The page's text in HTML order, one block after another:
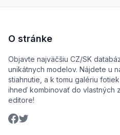
O stránke
Objavte najväčšiu CZ/SK
unikátnych modelov. Nájdete u
stiahnutie, a k tomu galériu
ihneď kombinovať do vlastných
editore!